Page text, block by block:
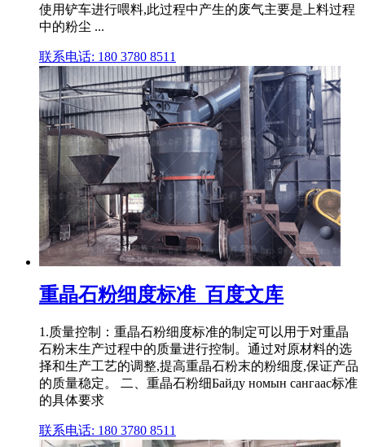
使用铲车进行喂料,此过程中产生的废气主要是上料过程
中的粉尘 ...
联系电话: 180 3780 8511
重晶石粉细度标准_百度文库
1.质量控制：重晶石粉细度标准的制定可以用于对重晶
石粉末生产过程中的质量进行控制。通过对原材料的选
择和生产工艺的调整,提高重晶石粉末的粉细度,保证产品
的质量稳定。 二、重晶石粉细Байду номын сангаас标准
的具体要求
联系电话: 180 3780 8511